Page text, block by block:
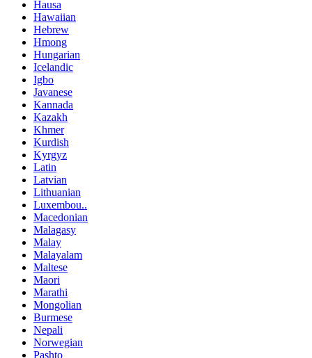
Hausa
Hawaiian
Hebrew
Hmong
Hungarian
Icelandic
Igbo
Javanese
Kannada
Kazakh
Khmer
Kurdish
Kyrgyz
Latin
Latvian
Lithuanian
Luxembou..
Macedonian
Malagasy
Malay
Malayalam
Maltese
Maori
Marathi
Mongolian
Burmese
Nepali
Norwegian
Pashto